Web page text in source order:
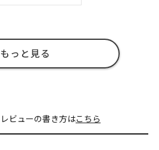
もっと見る
レビューの書き方はこちら